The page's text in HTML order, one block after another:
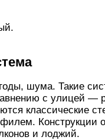
шума. Такие
с улицей —
классические
Конструкции
и лоджий.